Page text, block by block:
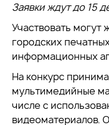
Заявки ждут до 15
Участвовать могут
городских
информационных
На конкурс
мультимедийные
числе с
видеоматериалов.